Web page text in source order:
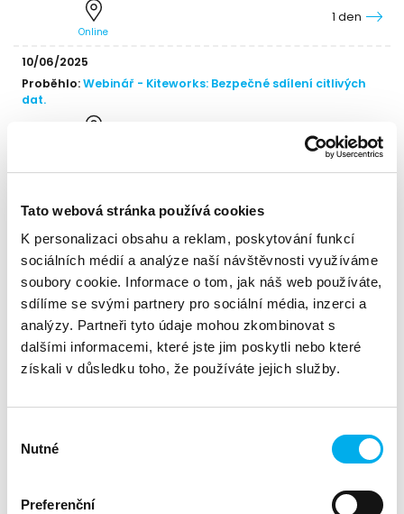
Tato webová stránka používá cookies
K personalizaci obsahu a reklam, poskytování funkcí
sociálních médií a analýze naší návštěvnosti využíváme
soubory cookie. Informace o tom, jak náš web používáte,
sdílíme se svými partnery pro sociální média, inzerci a
analýzy. Partneři tyto údaje mohou zkombinovat s
dalšími informacemi, které jste jim poskytli nebo které
získali v důsledku toho, že používáte jejich služby.
souhlasu
Nutné
Preferenční
Online
1 den
10/06/2025
Proběhlo:Webinář - Kiteworks: Bezpečné sdílení citlivých
dat.
1 den
10/06/2025
Webinář - Offensive Security Manager:
Předvídejte útok. Zastavte ho dřív, než začne.
Online
05/06/2025
Proběhlo:Produktová snídaně: HPE ProLiant DL380 Gen12 o
něco detailněji
1 den
02/06/2025
FortiGate Administrator CERTIFIED TRAINING
6/2025